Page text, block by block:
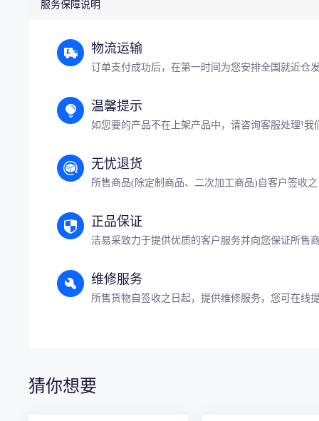
服务保障说明
物流运输
订单支付成功后，在第一时间为您安排全国就近仓
温馨提示
如您要的产品不在上架产品中，请咨询客服处理!
无忧退货
所售商品(除定制商品、二次加工商品)自客户签收
正品保证
洁易采致力于提供优质的客户服务并向您保证所售
维修服务
所售货物自签收之日起，提供维修服务，您可在线
猜你想要